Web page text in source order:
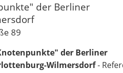
der Berliner
89
der Berliner
Wilmersdorf-